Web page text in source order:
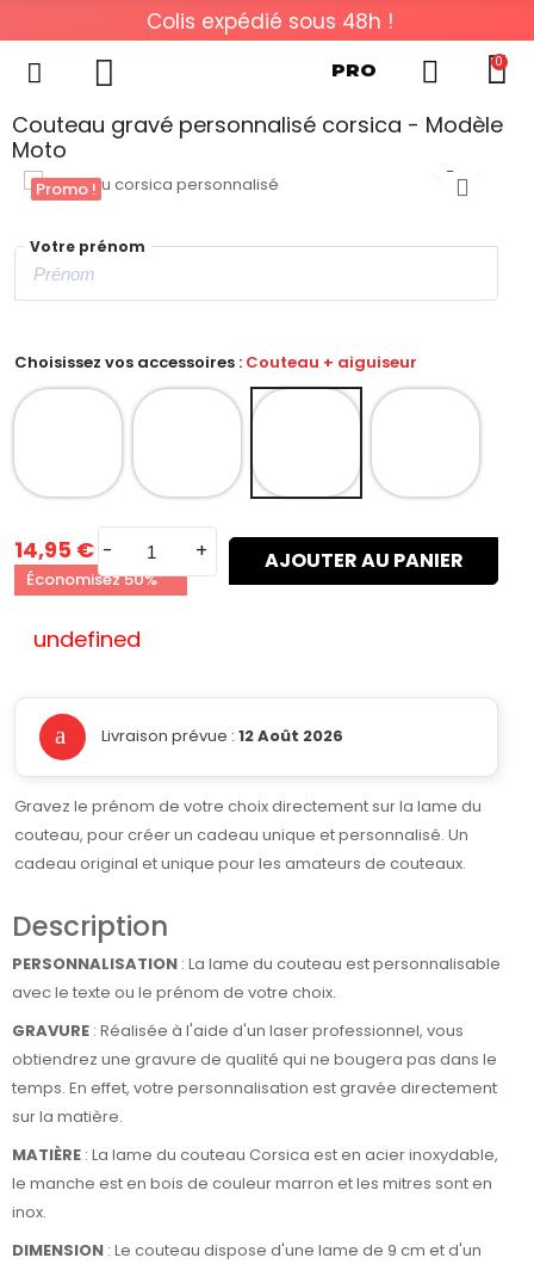
Colis expédié sous 48h !
PRO 0
Couteau gravé personnalisé corsica - Modèle
Moto
Promo !
Votre prénom
Choisissez vos accessoires : Couteau + aiguiseur
14,95 €
Économisez 50%
- + AJOUTER AU PANIER
undefined
Livraison prévue : 12 Août 2026
Gravez le prénom de votre choix directement sur la lame du
couteau, pour créer un cadeau unique et personnalisé. Un
cadeau original et unique pour les amateurs de couteaux.
Description
PERSONNALISATION : La lame du couteau est personnalisable
avec le texte ou le prénom de votre choix.
GRAVURE : Réalisée à l'aide d'un laser professionnel, vous
obtiendrez une gravure de qualité qui ne bougera pas dans le
temps. En effet, votre personnalisation est gravée directement
sur la matière.
MATIÈRE : La lame du couteau Corsica est en acier inoxydable,
le manche est en bois de couleur marron et les mitres sont en
inox.
DIMENSION : Le couteau dispose d'une lame de 9 cm et d'un